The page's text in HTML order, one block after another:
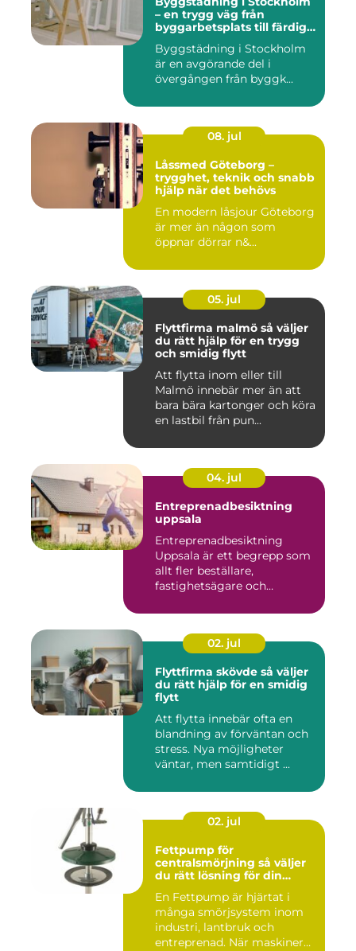
– en trygg väg från
byggarbetsplats till färdig
Byggstädning i Stockholm
är en avgörande del i
övergången från byggk...
08. jul
Låssmed Göteborg –
trygghet, teknik och snabb
hjälp när det behövs
En modern låsjour Göteborg
är mer än någon som
öppnar dörrar n&...
05. jul
Flyttfirma malmö så väljer
du rätt hjälp för en trygg
och smidig flytt
Att flytta inom eller till
Malmö innebär mer än att
bara bära kartonger och köra
en lastbil från pun...
04. jul
Entreprenadbesiktning
uppsala
Entreprenadbesiktning
Uppsala är ett begrepp som
allt fler beställare,
fastighetsägare och
02. jul
Flyttfirma skövde så väljer
du rätt hjälp för en smidig
flytt
Att flytta innebär ofta en
blandning av förväntan och
stress. Nya möjligheter
väntar, men samtidigt ...
02. jul
Fettpump för
centralsmörjning så väljer
du rätt lösning för din
En Fettpump är hjärtat i
många smörjsystem inom
industri, lantbruk och
entreprenad. När maskiner